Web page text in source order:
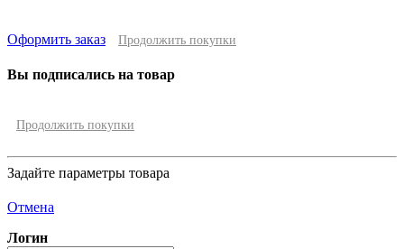
Оформить заказ Продолжить покупки
Вы подписались на товар
Продолжить покупки
Задайте параметры товара
Отмена
Логин